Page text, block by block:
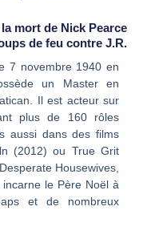
mort de Nick Pearce
de feu contre J.R.
7 novembre 1940 en
un Master en
Il est acteur sur
plus de 160 rôles
aussi dans des films
(2012) ou True Grit
Housewives,
le Père Noël à
et de nombreux